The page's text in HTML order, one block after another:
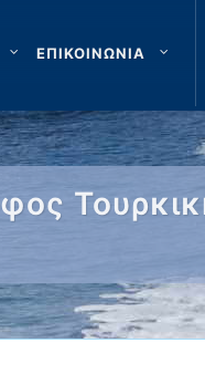
ΕΠΙΚΟΙΝΩΝΙΑ